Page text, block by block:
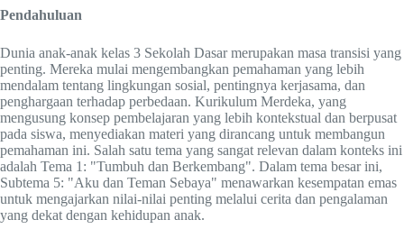
Pendahuluan
Dunia anak-anak kelas 3 Sekolah Dasar merupakan masa transisi yang
penting. Mereka mulai mengembangkan pemahaman yang lebih
mendalam tentang lingkungan sosial, pentingnya kerjasama, dan
penghargaan terhadap perbedaan. Kurikulum Merdeka, yang
mengusung konsep pembelajaran yang lebih kontekstual dan berpusat
pada siswa, menyediakan materi yang dirancang untuk membangun
pemahaman ini. Salah satu tema yang sangat relevan dalam konteks ini
adalah Tema 1: "Tumbuh dan Berkembang". Dalam tema besar ini,
Subtema 5: "Aku dan Teman Sebaya" menawarkan kesempatan emas
untuk mengajarkan nilai-nilai penting melalui cerita dan pengalaman
yang dekat dengan kehidupan anak.